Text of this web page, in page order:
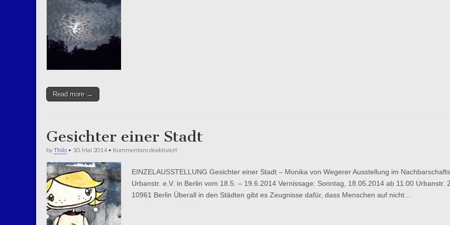
Read more →
Gesichter einer Stadt
byThilo • 10. Mai 2014• Kommentare deaktiviertfür
Stadt
EINZELAUSSTELLUNG Gesichter einer Stadt – Monika von Wegerer Ausstellung im
Urbanstr. e.V. in Berlin vom 18.5. – 19.6.2014 Vernissage: Sonntag, 18.05.2014 ab 11:00 Urbanstr.
10961 Berlin Überall in den Städten gibt es Zeugnisse dafür, dass Menschen auf nicht…